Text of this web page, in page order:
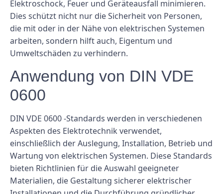
Elektroschock, Feuer und Geräteausfall minimieren.
Dies schützt nicht nur die Sicherheit von Personen,
die mit oder in der Nähe von elektrischen Systemen
arbeiten, sondern hilft auch, Eigentum und
Umweltschäden zu verhindern.
Anwendung von DIN VDE
0600
DIN VDE 0600 -Standards werden in verschiedenen
Aspekten des Elektrotechnik verwendet,
einschließlich der Auslegung, Installation, Betrieb und
Wartung von elektrischen Systemen. Diese Standards
bieten Richtlinien für die Auswahl geeigneter
Materialien, die Gestaltung sicherer elektrischer